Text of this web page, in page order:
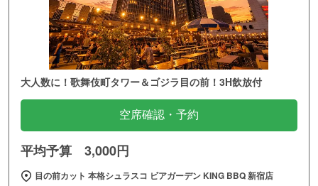
大人数に！歌舞伎町タワー＆ゴジラ目の前！3H飲放付
空席確認・予約
平均予算 3,000円
目の前カット 本格シュラスコ ビアガーデン KING BBQ 新宿店